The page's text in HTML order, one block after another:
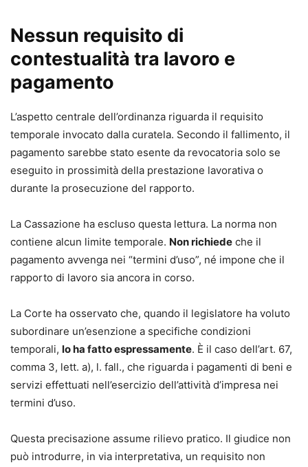
Nessun requisito di
contestualità tra lavoro e
pagamento
L’aspetto centrale dell’ordinanza riguarda il requisito
temporale invocato dalla curatela. Secondo il fallimento, il
pagamento sarebbe stato esente da revocatoria solo se
eseguito in prossimità della prestazione lavorativa o
durante la prosecuzione del rapporto.
La Cassazione ha escluso questa lettura. La norma non
contiene alcun limite temporale. Non richiede che il
pagamento avvenga nei “termini d’uso”, né impone che il
rapporto di lavoro sia ancora in corso.
La Corte ha osservato che, quando il legislatore ha voluto
subordinare un’esenzione a specifiche condizioni
temporali, lo ha fatto espressamente. È il caso dell’art. 67,
comma 3, lett. a), l. fall., che riguarda i pagamenti di beni e
servizi effettuati nell’esercizio dell’attività d’impresa nei
termini d’uso.
Questa precisazione assume rilievo pratico. Il giudice non
può introdurre, in via interpretativa, un requisito non